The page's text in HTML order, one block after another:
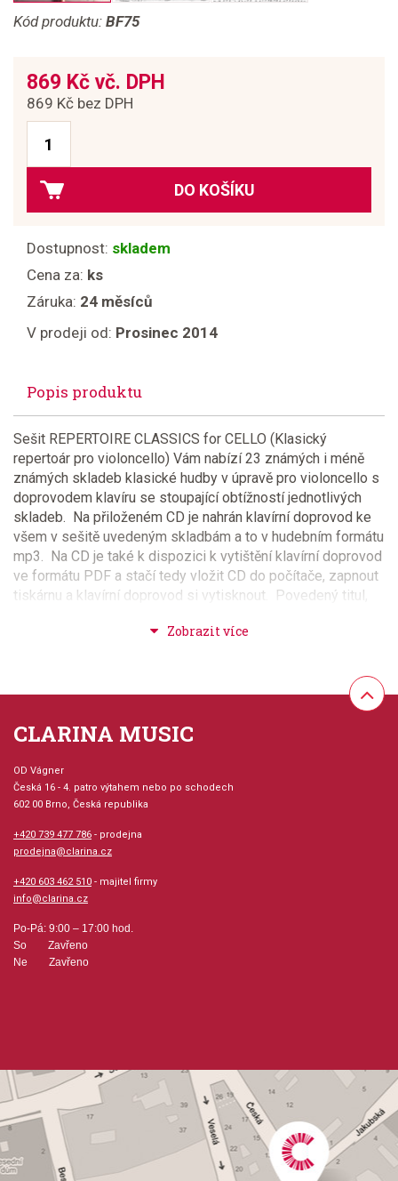
Kód produktu: BF75
869 Kč vč. DPH
869 Kč bez DPH
DO KOŠÍKU
Dostupnost: skladem
Cena za: ks
Záruka: 24 měsíců
V prodeji od: Prosinec 2014
Popis produktu
Sešit REPERTOIRE CLASSICS for CELLO (Klasický
repertoár pro violoncello) Vám nabízí 23 známých i méně
známých skladeb klasické hudby v úpravě pro violoncello s
doprovodem klavíru se stoupající obtížností jednotlivých
skladeb. Na přiloženém CD je nahrán klavírní doprovod ke
všem v sešitě uvedeným skladbám a to v hudebním formátu
mp3. Na CD je také k dispozici k vytištění klavírní doprovod
ve formátu PDF a stačí tedy vložit CD do počítače, zapnout
tiskárnu a klavírní doprovod si vytisknout. Povedený titul,
přiloženém CD s nahrávkou klavirního doprovodu i možnosti
Série: Repertoire Classics
Hudební styl: klasická + duchovní hudba
Velikost (rozměr): 23 x 30 cm
Počet skladeb: 23
Počet stran: 47
Odběr minimálně 1 kus
Výrobce: CARL FISCHER
CLARINA MUSIC
OD Vágner
Česká 16 - 4. patro výtahem nebo po schodech
602 00 Brno, Česká republika
+420 739 477 786 - prodejna
prodejna@clarina.cz
+420 603 462 510 - majitel firmy
info@clarina.cz
Po-Pá: 9:00 – 17:00 hod.
So Zavřeno
Ne Zavřeno